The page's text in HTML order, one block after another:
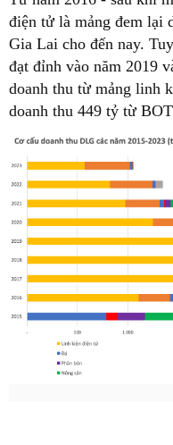
điện tử là mảng đem lại
Gia Lai cho đến nay.
đạt đỉnh vào năm 2019
doanh thu từ mảng linh
doanh thu 449 tỷ từ